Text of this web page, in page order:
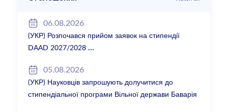
06.08.2026
(УКР) Розпочався прийом заявок на стипендії
DAAD 2027/2028
05.08.2026
(УКР) Науковців запрошують долучитися до
стипендіальної програми Вільної держави Баварія